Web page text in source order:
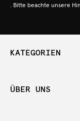
. Bitte beachte unsere
KATEGORIEN
ÜBER UNS